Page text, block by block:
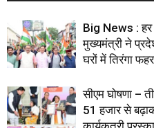
Big News : हर
मुख्यमंत्री ने
घरों में तिरंगा
सीएम घोषणा –
51 हजार से